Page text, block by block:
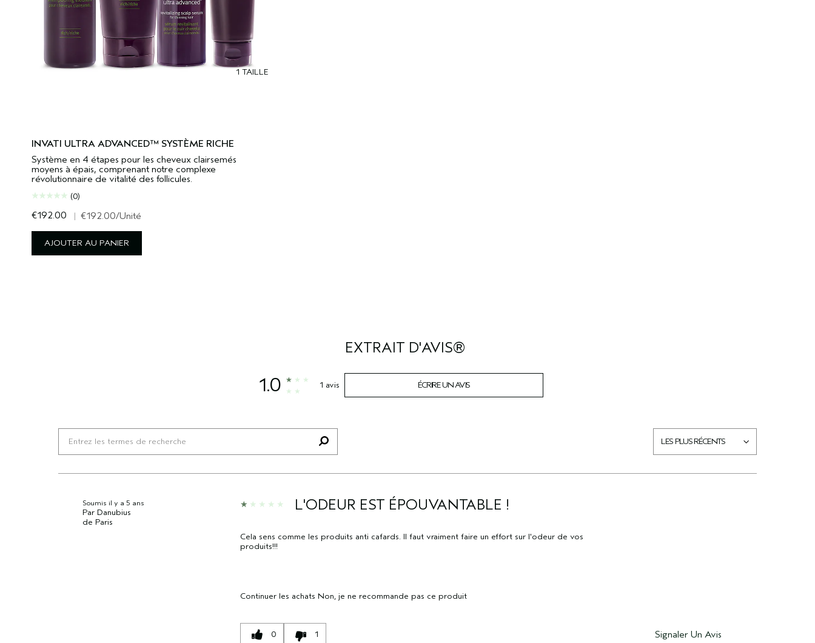
1 TAILLE
INVATI ULTRA ADVANCED™ SYSTÈME RICHE
Système en 4 étapes pour les cheveux clairsemés
moyens à épais, comprenant notre complexe
révolutionnaire de vitalité des follicules.
(0)
€192.00 | €192.00/Unité
AJOUTER AU PANIER
EXTRAIT D'AVIS®
1.0 1 avis ÉCRIRE UN AVIS
L'ODEUR EST ÉPOUVANTABLE !
Soumis il y a 5 ans
Par Danubius
de Paris
Cela sens comme les produits anti cafards. Il faut vraiment faire un effort sur l'odeur de vos
produits!!!
Continuer les achats Non, je ne recommande pas ce produit
0 1 Signaler Un Avis